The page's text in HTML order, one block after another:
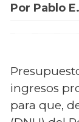
Por Pablo
ingresos
para que,